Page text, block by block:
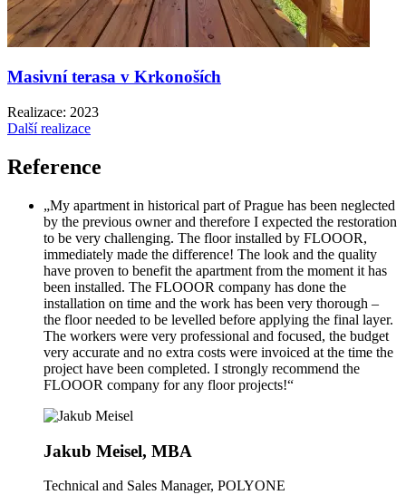
Masivní terasa v Krkonoších
Realizace: 2023
Další realizace
Reference
„My apartment in historical part of Prague has been neglected
by the previous owner and therefore I expected the restoration
to be very challenging. The floor installed by FLOOOR,
immediately made the difference! The look and the quality
have proven to benefit the apartment from the moment it has
been installed. The FLOOOR company has done the
installation on time and the work has been very thorough –
the floor needed to be levelled before applying the final layer.
The workers were very professional and focused, the budget
very accurate and no extra costs were invoiced at the time the
project have been completed. I strongly recommend the
FLOOOR company for any floor projects!“
Jakub Meisel, MBA
Technical and Sales Manager, POLYONE